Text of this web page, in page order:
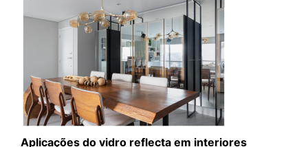
Aplicações do vidro reflecta em interiores